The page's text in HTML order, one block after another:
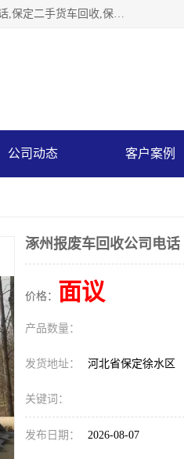
保定辉领再生资源回收有限公司主要经营保定旧车回收，保定报废汽车回收，保定报废汽车回收公司电话,保定二手货车回收,保定黄标车回收, 保定黄标车回收，保定哪里收报废车，保定废旧汽车回收，保定汽车报废手续办理，保定汽车解体厂。将通过采取区域限行促进淘汰、经济补助激励新、加大上路*法处罚、加强达标排放监管等综合措施，对老旧机动车逐步实行末位淘汰，加快老旧机动车淘汰新
公司动态 客户案例
涿州报废车回收公司电话
价格： 面议
产品数量：
发货地址： 河北省保定徐水区
关键词：
发布日期： 2026-08-07